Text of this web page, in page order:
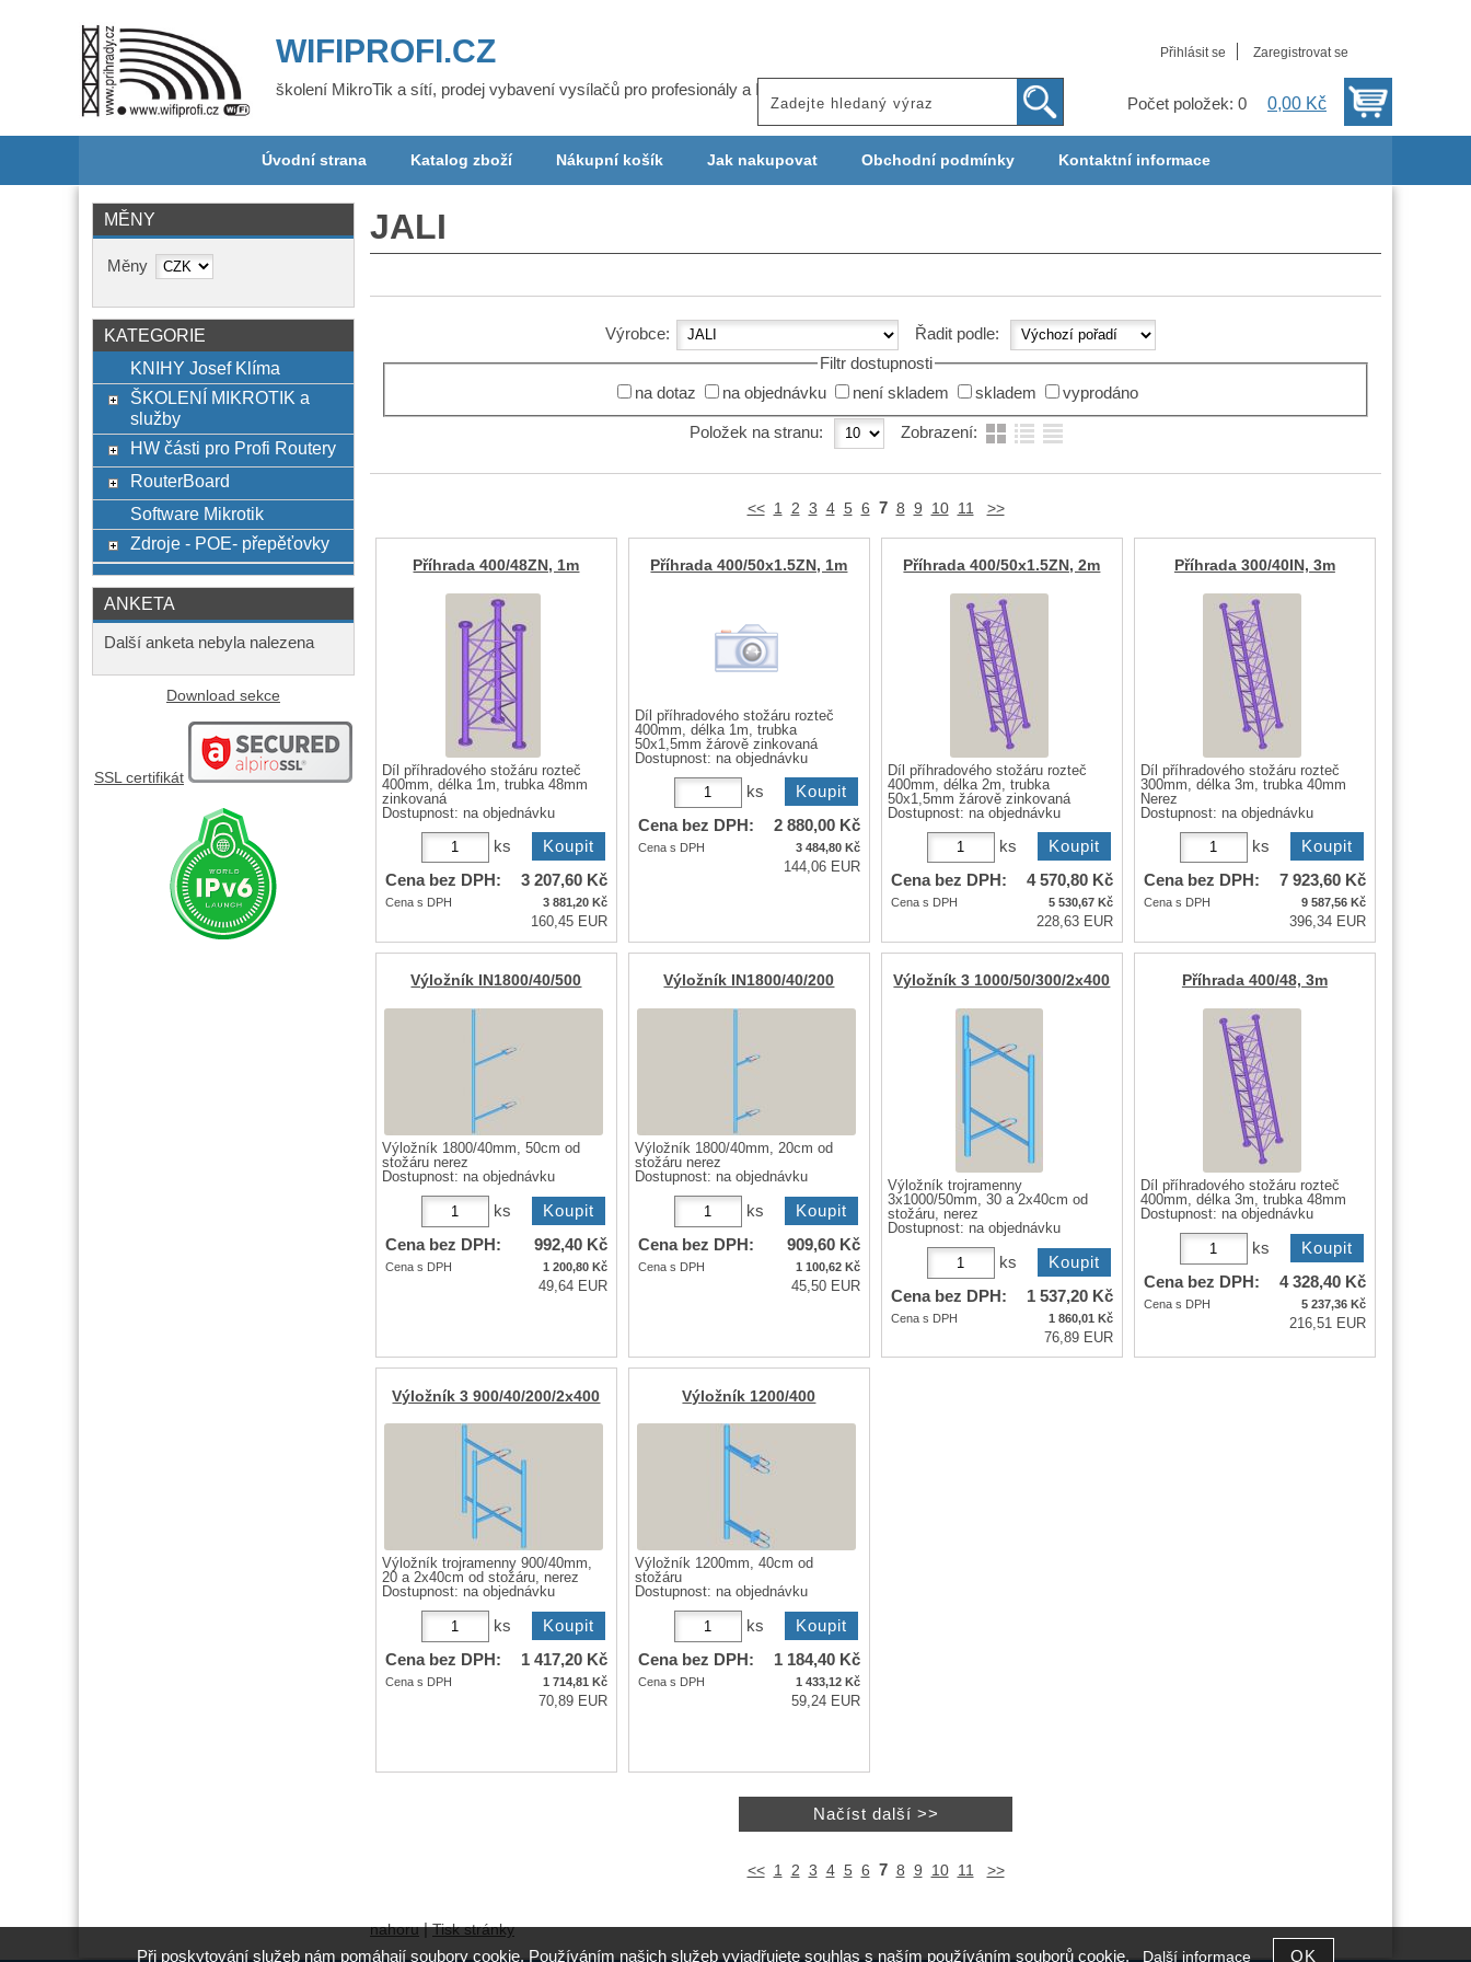
Přihlásit se Zaregistrovat se
Počet položek: 0 0,00 Kč
WIFIPROFI.CZ
školení MikroTik a sítí, prodej vybavení vysílačů pro profesionály a ISP
Úvodní strana Katalog zboží Nákupní košík Jak nakupovat Obchodní podmínky Kontaktní informace
JALI
Výrobce:
Řadit podle:
Filtr dostupnosti
na dotaz
na objednávku není skladem skladem vyprodáno
Položek na stranu: Zobrazení:
<< 1 2 3 4 5 6 7 8 9 10 11 >>
Příhrada 400/48ZN, 1m
Díl příhradového stožáru rozteč
400mm, délka 1m, trubka 48mm
zinkovaná
Dostupnost: na objednávku
ks
Cena bez DPH: 3 207,60 Kč
Cena s DPH 3 881,20 Kč
160,45 EUR
Příhrada 400/50x1.5ZN, 1m
Díl příhradového stožáru rozteč
400mm, délka 1m, trubka
50x1,5mm žárově zinkovaná
Dostupnost: na objednávku
ks
Cena bez DPH: 2 880,00 Kč
Cena s DPH 3 484,80 Kč
144,06 EUR
Příhrada 400/50x1.5ZN, 2m
Díl příhradového stožáru rozteč
400mm, délka 2m, trubka
50x1,5mm žárově zinkovaná
Dostupnost: na objednávku
ks
Cena bez DPH: 4 570,80 Kč
Cena s DPH 5 530,67 Kč
228,63 EUR
Příhrada 300/40IN, 3m
Díl příhradového stožáru rozteč
300mm, délka 3m, trubka 40mm
Nerez
Dostupnost: na objednávku
ks
Cena bez DPH: 7 923,60 Kč
Cena s DPH 9 587,56 Kč
396,34 EUR
Výložník IN1800/40/500
Výložník 1800/40mm, 50cm od
stožáru nerez
Dostupnost: na objednávku
ks
Cena bez DPH: 992,40 Kč
Cena s DPH 1 200,80 Kč
49,64 EUR
Výložník IN1800/40/200
Výložník 1800/40mm, 20cm od
stožáru nerez
Dostupnost: na objednávku
ks
Cena bez DPH: 909,60 Kč
Cena s DPH 1 100,62 Kč
45,50 EUR
Výložník 3 1000/50/300/2x400
Výložník trojramenny
3x1000/50mm, 30 a 2x40cm od
stožáru, nerez
Dostupnost: na objednávku
ks
Cena bez DPH: 1 537,20 Kč
Cena s DPH 1 860,01 Kč
76,89 EUR
Příhrada 400/48, 3m
Díl příhradového stožáru rozteč
400mm, délka 3m, trubka 48mm
Dostupnost: na objednávku
ks
Cena bez DPH: 4 328,40 Kč
Cena s DPH 5 237,36 Kč
216,51 EUR
Výložník 3 900/40/200/2x400
Výložník trojramenny 900/40mm,
20 a 2x40cm od stožáru, nerez
Dostupnost: na objednávku
ks
Cena bez DPH: 1 417,20 Kč
Cena s DPH 1 714,81 Kč
70,89 EUR
Výložník 1200/400
Výložník 1200mm, 40cm od
stožáru
Dostupnost: na objednávku
ks
Cena bez DPH: 1 184,40 Kč
Cena s DPH 1 433,12 Kč
59,24 EUR
<< 1 2 3 4 5 6 7 8 9 10 11 >>
nahoru|Tisk stránky
MĚNY
Měny
KATEGORIE
KNIHY Josef Klíma
ŠKOLENÍ MIKROTIK a
služby
HW části pro Profi Routery
RouterBoard
Software Mikrotik
Zdroje - POE- přepěťovky
ANKETA
Další anketa nebyla nalezena
Download sekce
SSL certifikát
Při poskytování služeb nám pomáhají soubory cookie. Používáním našich služeb vyjadřujete souhlas s naším používáním souborů cookie.Další informace